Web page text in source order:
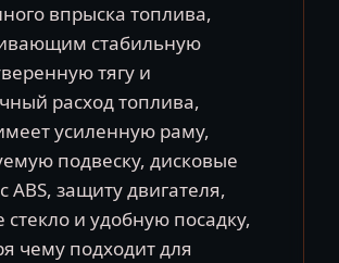
впрыска топлива,
стабильную
тягу и
расход топлива,
усиленную раму,
подвеску, дисковые
ABS, защиту двигателя,
стекло и удобную посадку,
чему подходит для